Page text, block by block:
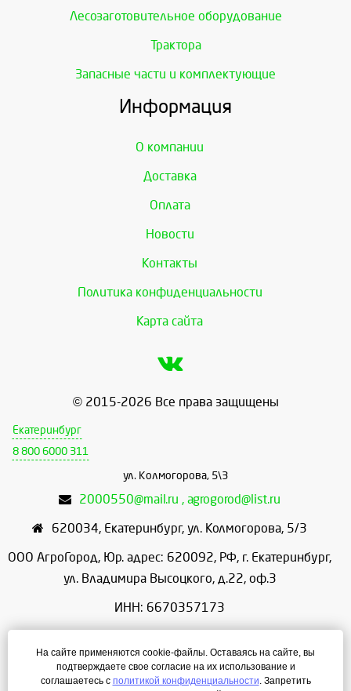
Лесозаготовительное оборудование
Трактора
Запасные части и комплектующие
Информация
О компании
Доставка
Оплата
Новости
Контакты
Политика конфиденциальности
Карта сайта
© 2015-2026 Все права защищены
Екатеринбург
8 800 6000 311
ул. Колмогорова, 5\3
2000550@mail.ru , agrogorod@list.ru
620034, Екатеринбург, ул. Колмогорова, 5/3
ООО АгроГород, Юр. адрес: 620092, РФ, г. Екатеринбург,
ул. Владимира Высоцкого, д.22, оф.3
ИНН: 6670357173
ОГРН: 1156658086166
На сайте применяются cookie-файлы. Оставаясь на сайте, вы
подтверждаете свое согласие на их использование и
соглашаетесь с политикой конфиденциальности. Запретить